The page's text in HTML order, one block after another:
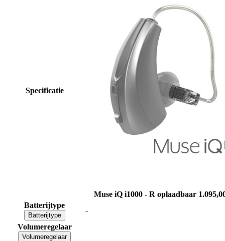
Specificatie
Muse iQ i1000 - R oplaadbaar
Batterijtype
Batterijtype
-
Volumeregelaar
Volumeregelaar